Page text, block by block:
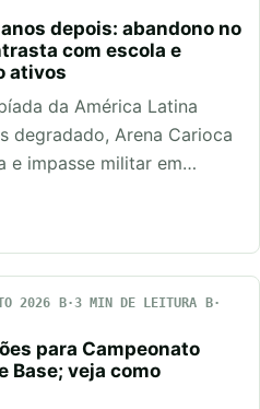
depois: abandono no
com escola e
ativos
da América Latina
degradado, Arena Carioca
e impasse militar em…
2026
3 MIN DE LEITURA
para Campeonato
Base; veja como